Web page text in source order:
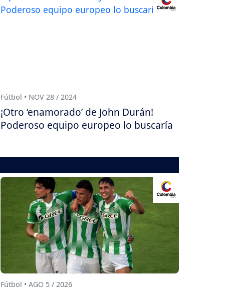
Fútbol • NOV 28 / 2024
¡Otro ‘enamorado’ de John Durán!
Poderoso equipo europeo lo buscaría
Fútbol • AGO 5 / 2026